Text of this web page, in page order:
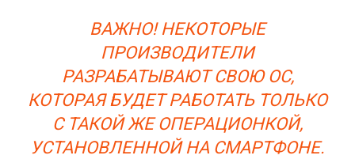
ВАЖНО! НЕКОТОРЫЕ
ПРОИЗВОДИТЕЛИ
РАЗРАБАТЫВАЮТ СВОЮ ОС,
КОТОРАЯ БУДЕТ РАБОТАТЬ ТОЛЬКО
С ТАКОЙ ЖЕ ОПЕРАЦИОНКОЙ,
УСТАНОВЛЕННОЙ НА СМАРТФОНЕ.